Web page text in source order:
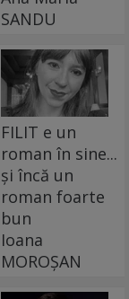
SANDU
FILIT e un
roman în sine...
și încă un
roman foarte
bun
Ioana
MOROȘAN